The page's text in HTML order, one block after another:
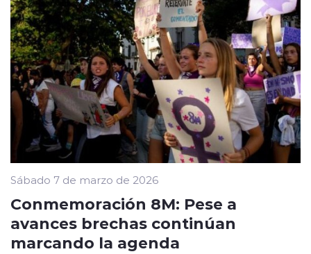
Sábado 7 de marzo de 2026
Conmemoración 8M: Pese a
avances brechas continúan
marcando la agenda